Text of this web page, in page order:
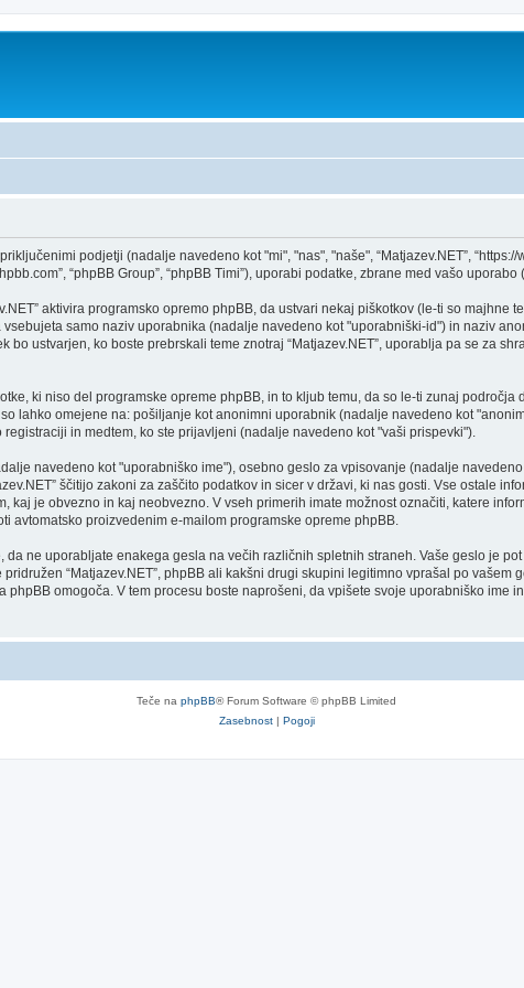
podjetji (nadalje navedeno kot "mi", "nas", "naše", “Matjazev.NET”,
“phpBB Group”, “phpBB Timi”), uporabi podatke, zbrane med vašo
aktivira programsko opremo phpBB, da ustvari nekaj piškotkov (le-ti so majhne
samo naziv uporabnika (nadalje navedeno kot "uporabniški-id") in naziv
ustvarjen, ko boste prebrskali teme znotraj “Matjazev.NET”, uporablja pa se za
ki niso del programske opreme phpBB, in to kljub temu, da so le-ti zunaj
lahko omejene na: pošiljanje kot anonimni uporabnik (nadalje navedeno kot
in medtem, ko ste prijavljeni (nadalje navedeno kot "vaši prispevki").
navedeno kot "uporabniško ime"), osebno geslo za vpisovanje (nadalje
ščitijo zakoni za zaščito podatkov in sicer v državi, ki nas gosti. Vse ostale
kaj je obvezno in kaj neobvezno. V vseh primerih imate možnost označiti, katere
avtomatsko proizvedenim e-mailom programske opreme phpBB.
ne uporabljate enakega gesla na večih različnih spletnih straneh. Vaše geslo je
“Matjazev.NET”, phpBB ali kakšni drugi skupini legitimno vprašal po vašem
omogoča. V tem procesu boste naprošeni, da vpišete svoje uporabniško ime
Teče na phpBB® Forum Software © phpBB Limited
Zasebnost| Pogoji